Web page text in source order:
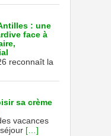
: une
face à
reconnaît la
sa crème
vacances
[…]